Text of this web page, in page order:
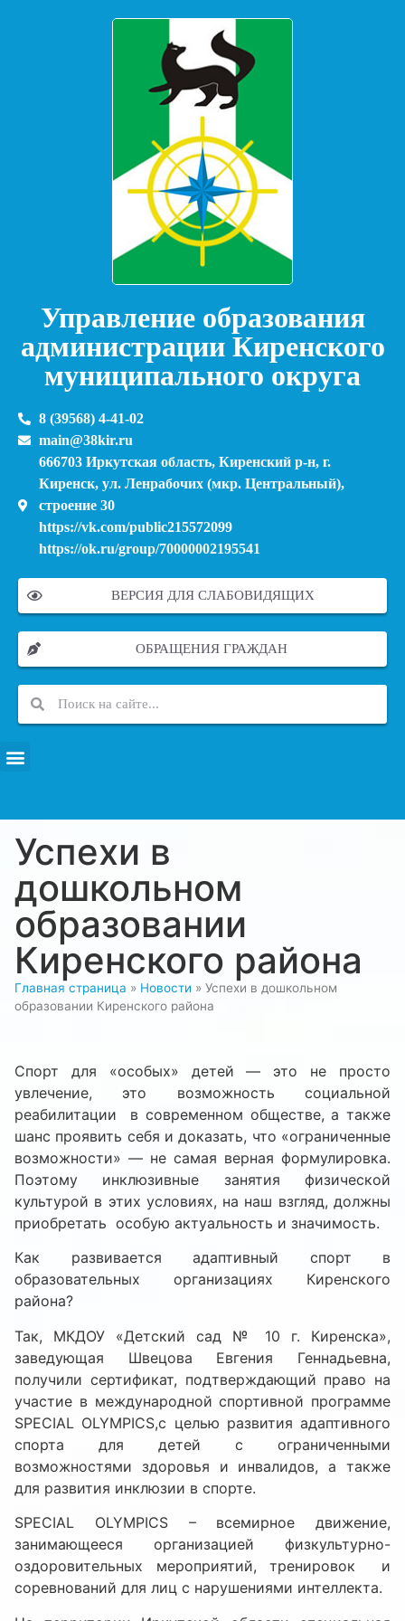
Управление образования
администрации Киренского
муниципального округа
8 (39568) 4-41-02
main@38kir.ru
666703 Иркутская область, Киренский р-н, г.
Киренск, ул. Ленрабочих (мкр. Центральный),
строение 30
https://vk.com/public215572099
https://ok.ru/group/70000002195541
ВЕРСИЯ ДЛЯ СЛАБОВИДЯЩИХ
ОБРАЩЕНИЯ ГРАЖДАН
Успехи в
дошкольном
образовании
Киренского района
Главная страница » Новости » Успехи в дошкольном
образовании Киренского района
Спорт для «особых» детей — это не просто
увлечение, это возможность социальной
реабилитации в современном обществе, а также
шанс проявить себя и доказать, что «ограниченные
возможности» — не самая верная формулировка.
Поэтому инклюзивные занятия физической
культурой в этих условиях, на наш взгляд, должны
приобретать особую актуальность и значимость.
Как развивается адаптивный спорт в
образовательных организациях Киренского
района?
Так, МКДОУ «Детский сад № 10 г. Киренска»,
заведующая Швецова Евгения Геннадьевна,
получили сертификат, подтверждающий право на
участие в международной спортивной программе
SPECIAL OLYMPICS,с целью развития адаптивного
спорта для детей с ограниченными
возможностями здоровья и инвалидов, а также
для развития инклюзии в спорте.
SPECIAL OLYMPICS – всемирное движение,
занимающееся организацией физкультурно-
оздоровительных мероприятий, тренировок и
соревнований для лиц с нарушениями интеллекта.